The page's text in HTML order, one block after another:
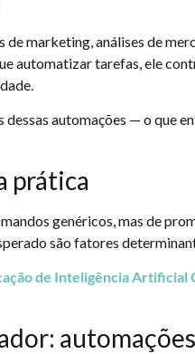
marketing, análises de
automatizar tarefas, ele
automações — o que
prática
genéricos, mas de
são fatores
de Inteligência Artificial